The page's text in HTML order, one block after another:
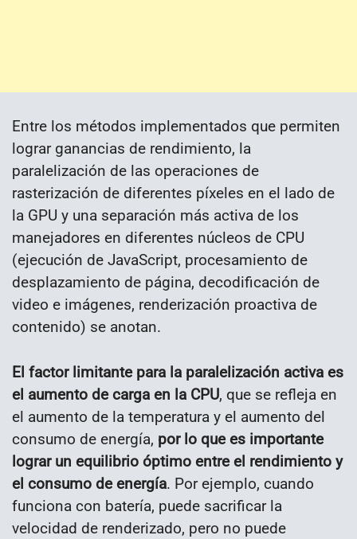
Entre los métodos implementados que permiten
lograr ganancias de rendimiento, la
paralelización de las operaciones de
rasterización de diferentes píxeles en el lado de
la GPU y una separación más activa de los
manejadores en diferentes núcleos de CPU
(ejecución de JavaScript, procesamiento de
desplazamiento de página, decodificación de
video e imágenes, renderización proactiva de
contenido) se anotan.
El factor limitante para la paralelización activa es
el aumento de carga en la CPU, que se refleja en
el aumento de la temperatura y el aumento del
consumo de energía, por lo que es importante
lograr un equilibrio óptimo entre el rendimiento y
el consumo de energía. Por ejemplo, cuando
funciona con batería, puede sacrificar la
velocidad de renderizado, pero no puede